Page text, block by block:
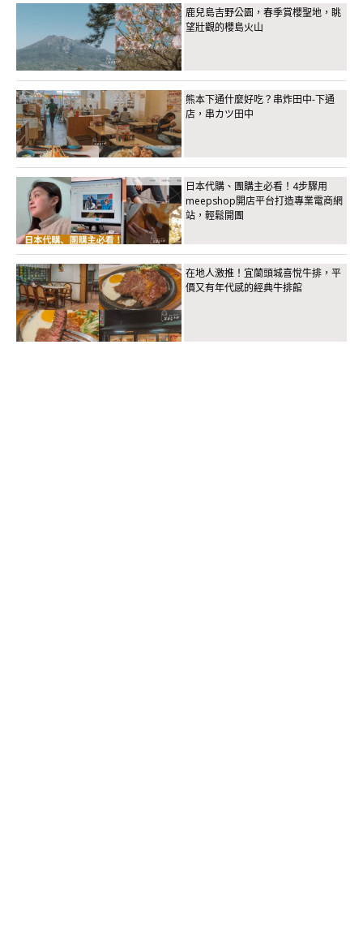
鹿兒島吉野公園，春季賞櫻聖地，眺
望壯觀的櫻島火山
熊本下通什麼好吃？串炸田中-下通
店，串カツ田中
日本代購、團購主必看！4步驟用
meepshop開店平台打造專業電商網
站，輕鬆開團
在地人激推！宜蘭頭城喜悅牛排，平
價又有年代感的經典牛排館